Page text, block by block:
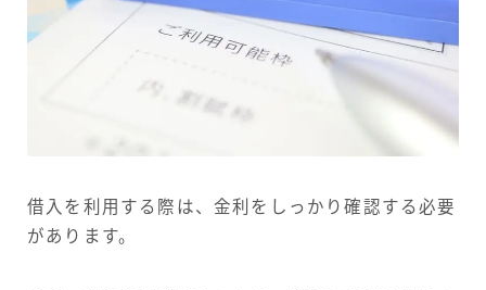
借入を利用する際は、金利をしっかり確認する必要
があります。